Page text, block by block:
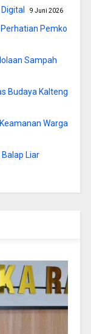
9 Juni 2026
Pemko
Sampah
Budaya Kalteng
Warga
Liar